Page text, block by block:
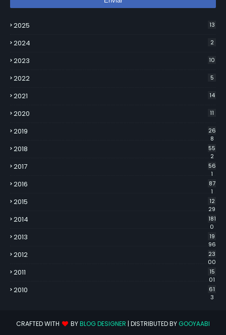
2025 13
2024 2
2023 10
2022 5
2021 14
2020 11
2019
26
8
2018
55
2
2017
56
1
2016
87
1
2015
12
29
2014
181
0
2013
19
96
2012
23
00
2011
15
01
2010
61
3
CRAFTED WITH BYBLOG DESIGNER | DISTRIBUTED BY GOOYAABI